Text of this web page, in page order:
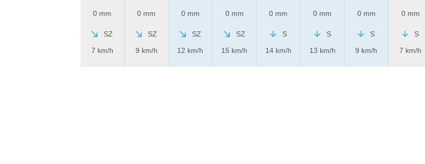
0 mm
SZ
7 km/h
0 mm
SZ
9 km/h
0 mm
SZ
12 km/h
0 mm
SZ
15 km/h
0 mm
S
14 km/h
0 mm
S
13 km/h
0 mm
S
9 km/h
0 mm
S
7 km/h